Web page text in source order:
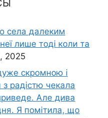
села далеким
лише тоді коли та
2025
скромною і
радістю чекала
Але дива
Я помітила, що